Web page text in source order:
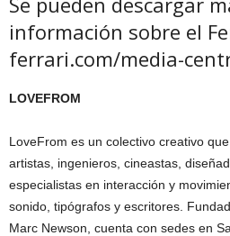
información sobre el
ferrari.com/media-
LOVEFROM
LoveFrom es un colectivo creativo
artistas, ingenieros, cineastas,
especialistas en interacción y
sonido, tipógrafos y escritores.
Marc Newson, cuenta con sedes en